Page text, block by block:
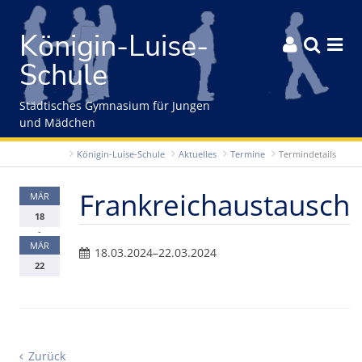
Gleich zum Inhalt der Seite springen
Königin-Luise-
Schule
  
Städtisches Gymnasium für Jungen
und Mädchen
Königin-Luise-Schule Aktuelles Termine Termindetails
MÄR
18
-
MÄR
22
Frankreichaustausch
18.03.2024–22.03.2024
Zurück